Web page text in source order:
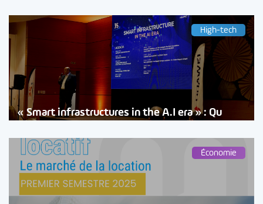
High-tech
« Smart infrastructures in the A.I era » : Qu
Économie